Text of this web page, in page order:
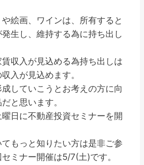
絵画、ワインは、所有すると
生し、維持する為に持ち出し
収入が見込める為持ち出しは
入が見込めます。
していこうとお考えの方に向
と思います。
日に不動産投資セミナーを開
もっと知りたい方は是非ご参
ミナー開催は5/7(土)です。